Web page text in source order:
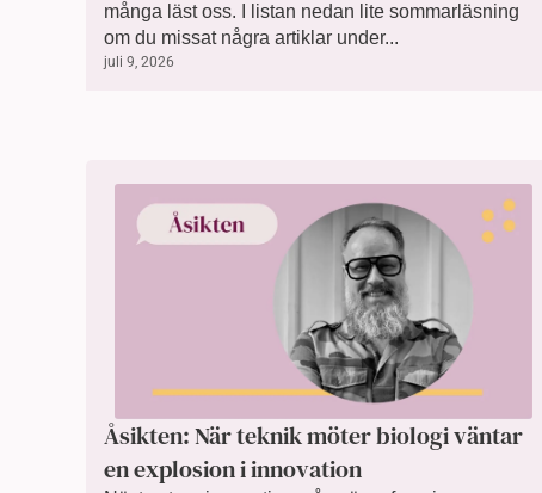
många läst oss. I listan nedan lite sommarläsning
om du missat några artiklar under...
juli 9, 2026
Åsikten: När teknik möter biologi väntar
en explosion i innovation